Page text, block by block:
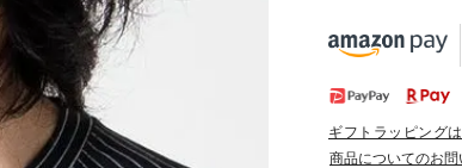
ギフトラッピング
商品についてのお